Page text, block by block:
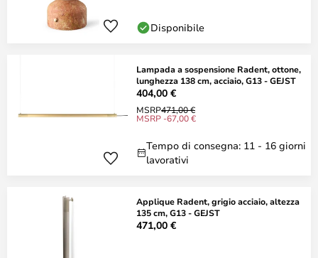
Disponibile
Lampada a sospensione Radent, ottone,
lunghezza 138 cm, acciaio, G13 - GEJST
404,00 €
MSRP471,00 €
MSRP -67,00 €
Tempo di consegna: 11 - 16 giorni
lavorativi
Applique Radent, grigio acciaio, altezza
135 cm, G13 - GEJST
471,00 €